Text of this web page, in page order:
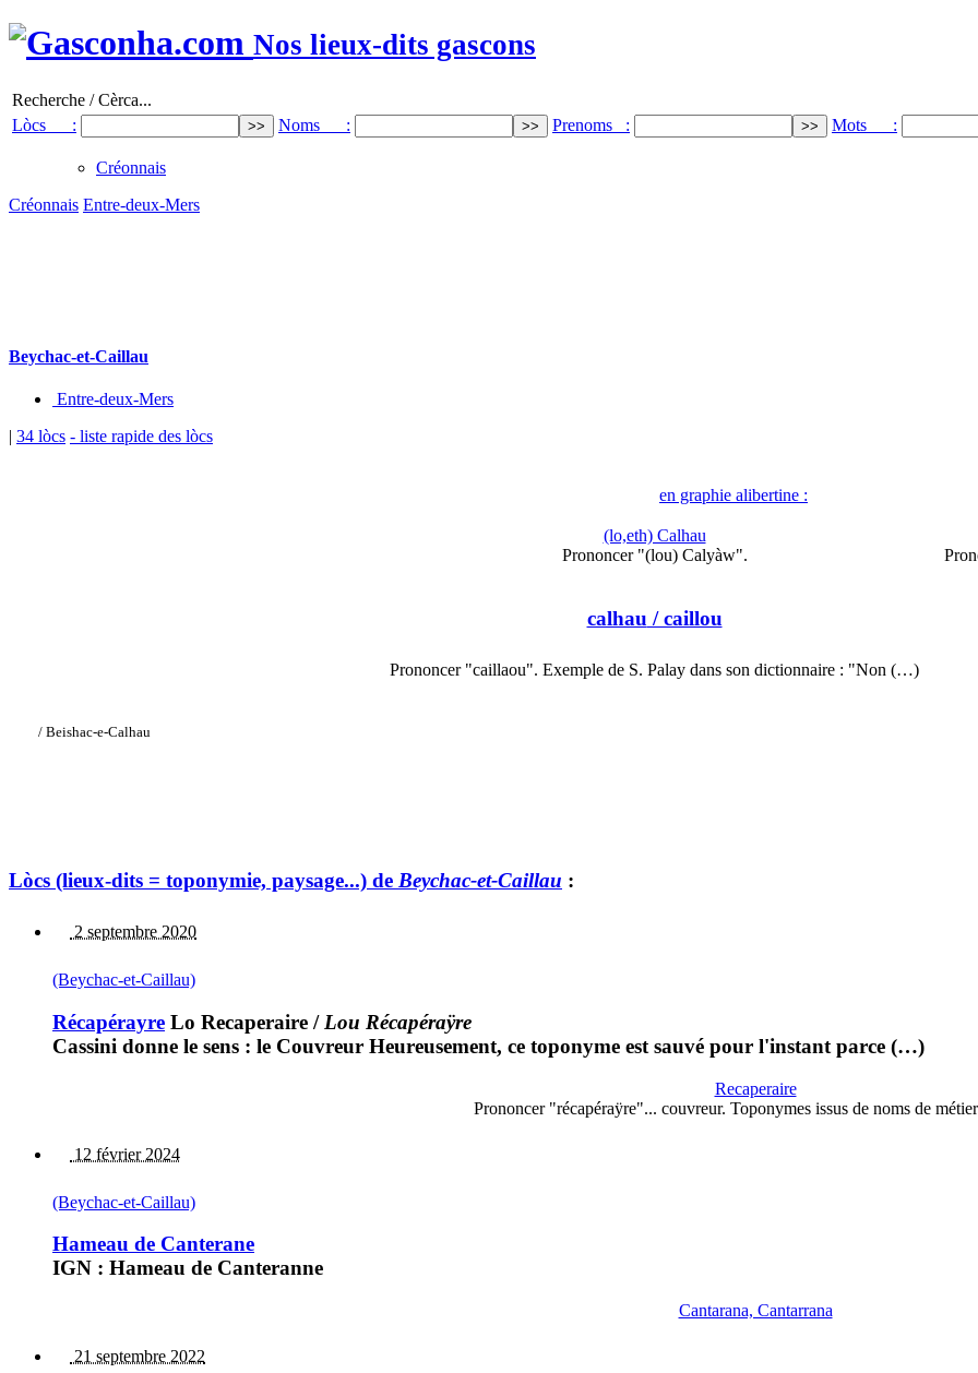
Nos lieux-dits gascons
Recherche / Cèrca...
Lòcs :
Noms : Prenoms : Mots :
Créonnais
Créonnais Entre-deux-Mers
Beychac-et-Caillau
Entre-deux-Mers
| 34 lòcs - liste rapide des lòcs
en graphie alibertine :
(lo,eth) Calhau
Prononcer "(lou) Calyàw".
calhau / caillou
Prononcer "caillaou". Exemple de S. Palay dans son dictionnaire : "Non (…)
/ Beishac-e-Calhau
Lòcs (lieux-dits = toponymie, paysage...) de Beychac-et-Caillau :
2 septembre 2020
(Beychac-et-Caillau)
Récapérayre Lo Recaperaire / Lou Récapéraÿre
Cassini donne le sens : le Couvreur Heureusement, ce toponyme est sauvé pour l'instant parce (…)
Recaperaire
Prononcer "récapéraÿre"... couvreur. Toponymes issus de noms de
12 février 2024
(Beychac-et-Caillau)
Hameau de Canterane
IGN : Hameau de Canteranne
Cantarana, Cantarrana
21 septembre 2022